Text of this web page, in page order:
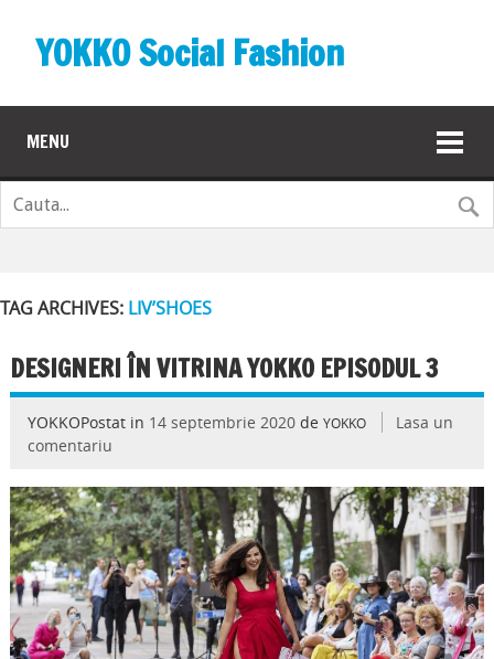
YOKKO Social Fashion
MENU
TAG ARCHIVES: LIV’SHOES
DESIGNERI ÎN VITRINA YOKKO EPISODUL 3
YOKKOPostat in 14 septembrie 2020de YOKKO
Lasa un
comentariu